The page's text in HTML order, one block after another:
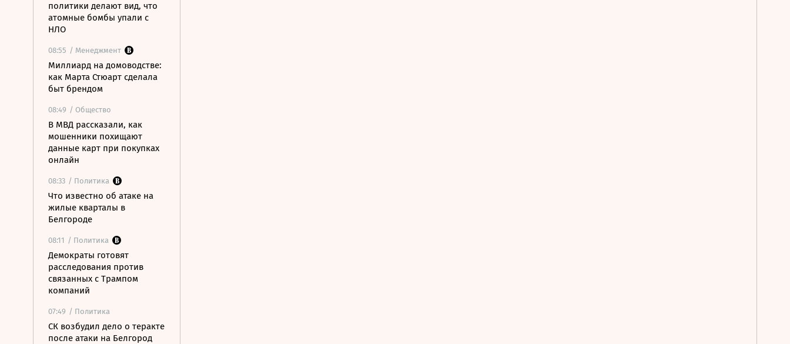
политики делают вид, что
атомные бомбы упали с
НЛО
08:55 / Менеджмент
Миллиард на домоводстве:
как Марта Стюарт сделала
быт брендом
08:49 / Общество
В МВД рассказали, как
мошенники похищают
данные карт при покупках
онлайн
08:33 / Политика
Что известно об атаке на
жилые кварталы в
Белгороде
08:11 / Политика
Демократы готовят
расследования против
связанных с Трампом
компаний
07:49 / Политика
СК возбудил дело о теракте
после атаки на Белгород